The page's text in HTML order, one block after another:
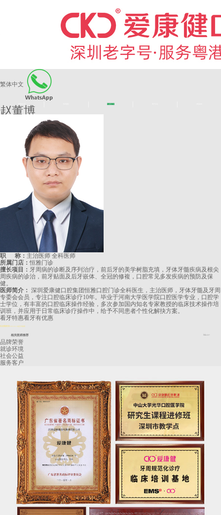
繁体中文
长者医疗券
赵董博
职 称： 主治医师 全科医师
所属门店： 恒雅门诊
擅长项目： 牙周病的诊断及序列治疗，前后牙的美学树脂充填，牙体牙髓疾病及根尖
周疾病的诊治，前牙贴面及后牙嵌体、全冠的修複，口腔常见多发疾病的预防及保
健。
医师简介： 深圳爱康健口腔集团恒雅口腔门诊全科医生，主治医师，牙体牙髓及牙周
专委会会员，专注口腔临床诊疗10年。毕业于河南大学医学院口腔医学专业，口腔学
士学位，有丰富的口腔临床操作经验，多次参加国内知名专家教授的临床技术操作培
训班，并应用于日常临床诊疗操作中，给予不同患者个性化解抉方案。
看牙特惠看牙有优惠
長者醫療券 2024.8.14起正式啟用
相关医师推荐 More+
品牌荣誉
就诊环境
社会公益
服务客户